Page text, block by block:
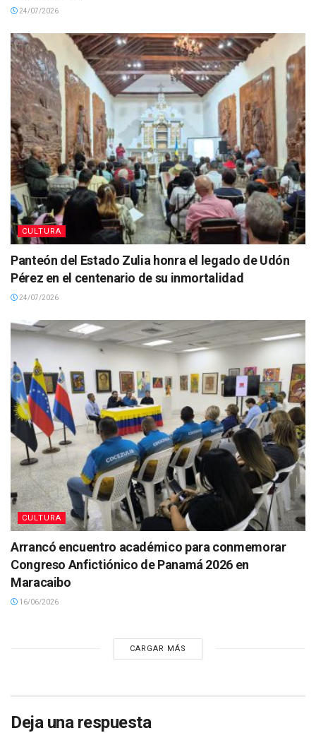
24/07/2026
CULTURA
Panteón del Estado Zulia honra el legado de Udón
Pérez en el centenario de su inmortalidad
24/07/2026
CULTURA
Arrancó encuentro académico para conmemorar
Congreso Anfictiónico de Panamá 2026 en
Maracaibo
16/06/2026
CARGAR MÁS
Deja una respuesta